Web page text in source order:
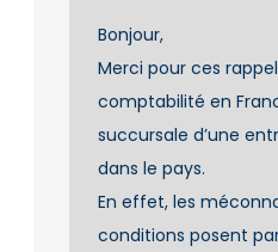
Bonjour,
Merci pour ces
comptabilité en
succursale d’une
dans le pays.
En effet, les
conditions posent